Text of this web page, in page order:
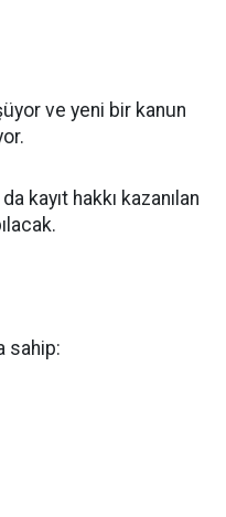
ve yeni bir kanun
kayıt hakkı kazanılan
sahip: